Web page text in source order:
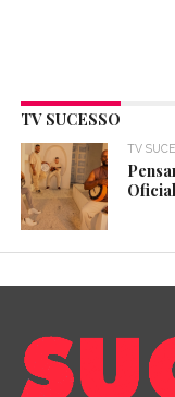
TV SUCESSO
TV